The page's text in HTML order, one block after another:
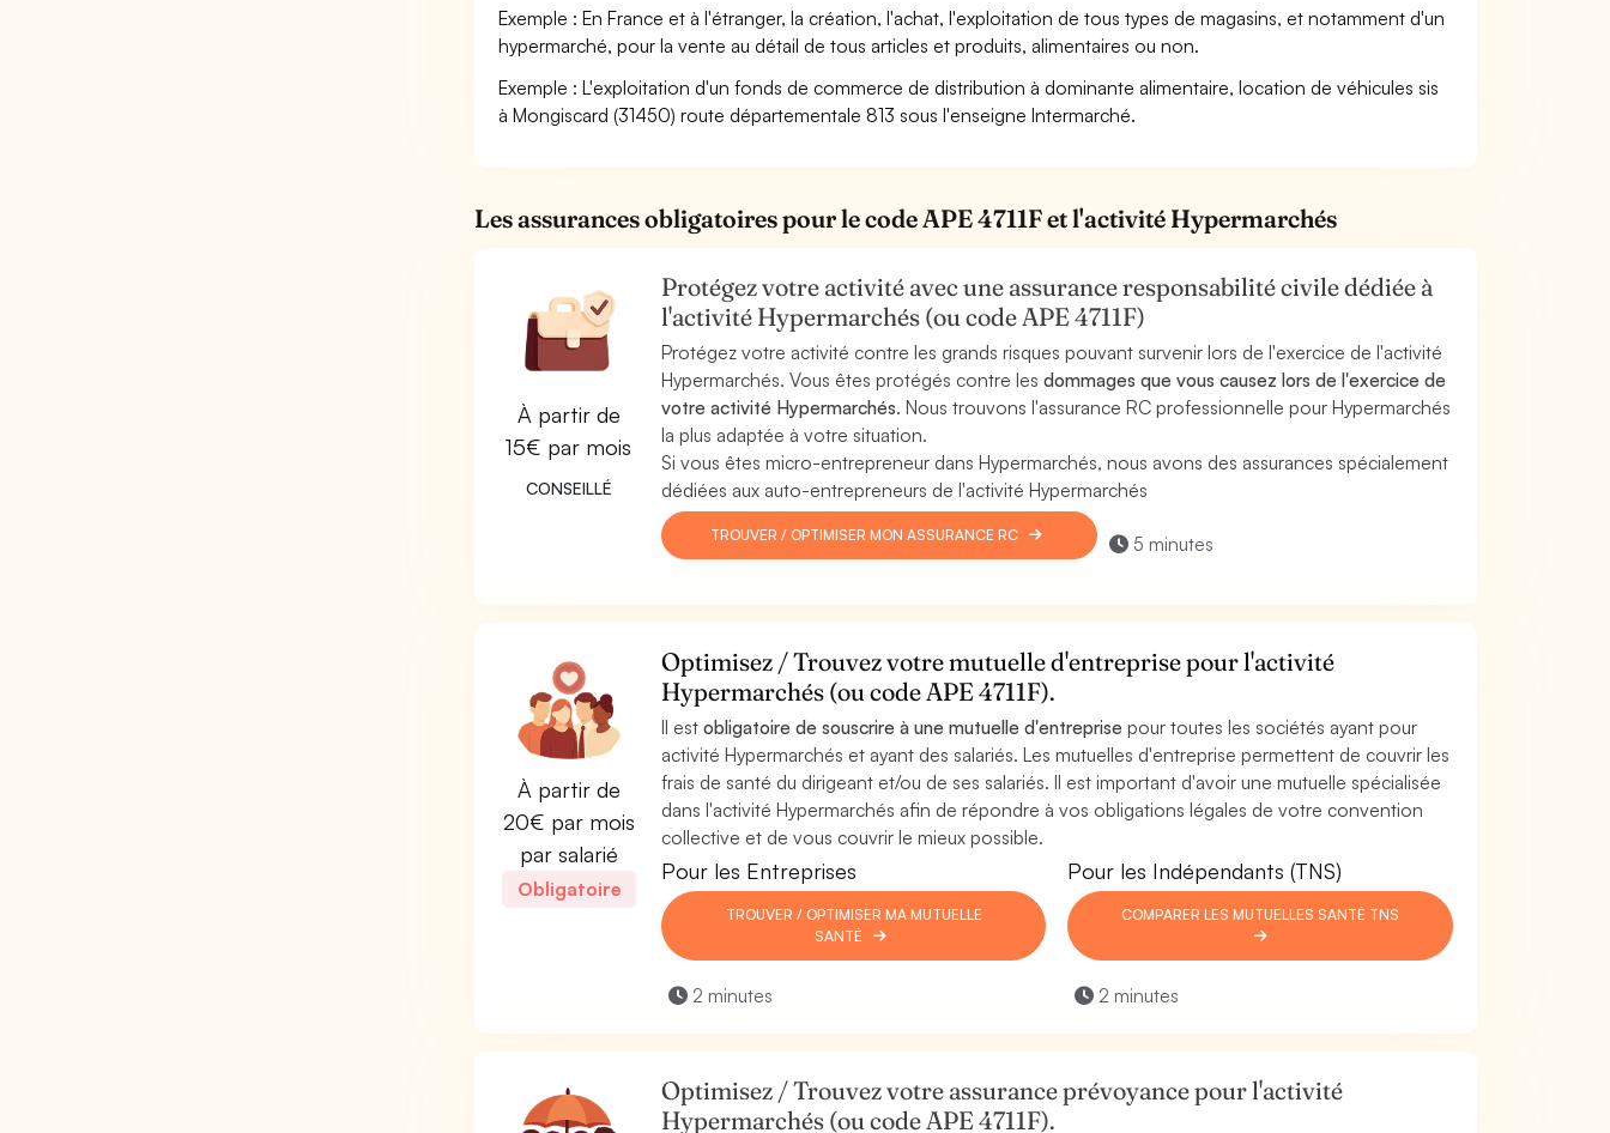
Exemple : En France et à l'étranger, la création, l'achat, l'exploitation de tous types de magasins, et notamment d'un
hypermarché, pour la vente au détail de tous articles et produits, alimentaires ou non.
Exemple : L'exploitation d'un fonds de commerce de distribution à dominante alimentaire, location de véhicules sis
à Mongiscard (31450) route départementale 813 sous l'enseigne Intermarché.
Les assurances obligatoires pour le code APE 4711F et l'activité Hypermarchés
À partir de
15€ par mois
CONSEILLÉ
Protégez votre activité avec une assurance responsabilité civile dédiée à
l'activité Hypermarchés (ou code APE 4711F)
Protégez votre activité contre les grands risques pouvant survenir lors de l'exercice de l'activité
Hypermarchés. Vous êtes protégés contre les dommages que vous causez lors de l'exercice de
votre activité Hypermarchés. Nous trouvons l'assurance RC professionnelle pour Hypermarchés
la plus adaptée à votre situation.
Si vous êtes micro-entrepreneur dans Hypermarchés, nous avons des assurances spécialement
dédiées aux auto-entrepreneurs de l'activité Hypermarchés
TROUVER / OPTIMISER MON ASSURANCE RC 5 minutes
À partir de
20€ par mois
par salarié
Obligatoire
Optimisez / Trouvez votre mutuelle d'entreprise pour l'activité
Hypermarchés (ou code APE 4711F).
Il est obligatoire de souscrire à une mutuelle d'entreprise pour toutes les sociétés ayant pour
activité Hypermarchés et ayant des salariés. Les mutuelles d'entreprise permettent de couvrir les
frais de santé du dirigeant et/ou de ses salariés. Il est important d'avoir une mutuelle spécialisée
dans l'activité Hypermarchés afin de répondre à vos obligations légales de votre convention
collective et de vous couvrir le mieux possible.
Pour les Entreprises
TROUVER / OPTIMISER MA MUTUELLE
SANTÉ
2 minutes
Pour les Indépendants (TNS)
COMPARER LES MUTUELLES SANTÉ TNS
2 minutes
Optimisez / Trouvez votre assurance prévoyance pour l'activité
Hypermarchés (ou code APE 4711F).